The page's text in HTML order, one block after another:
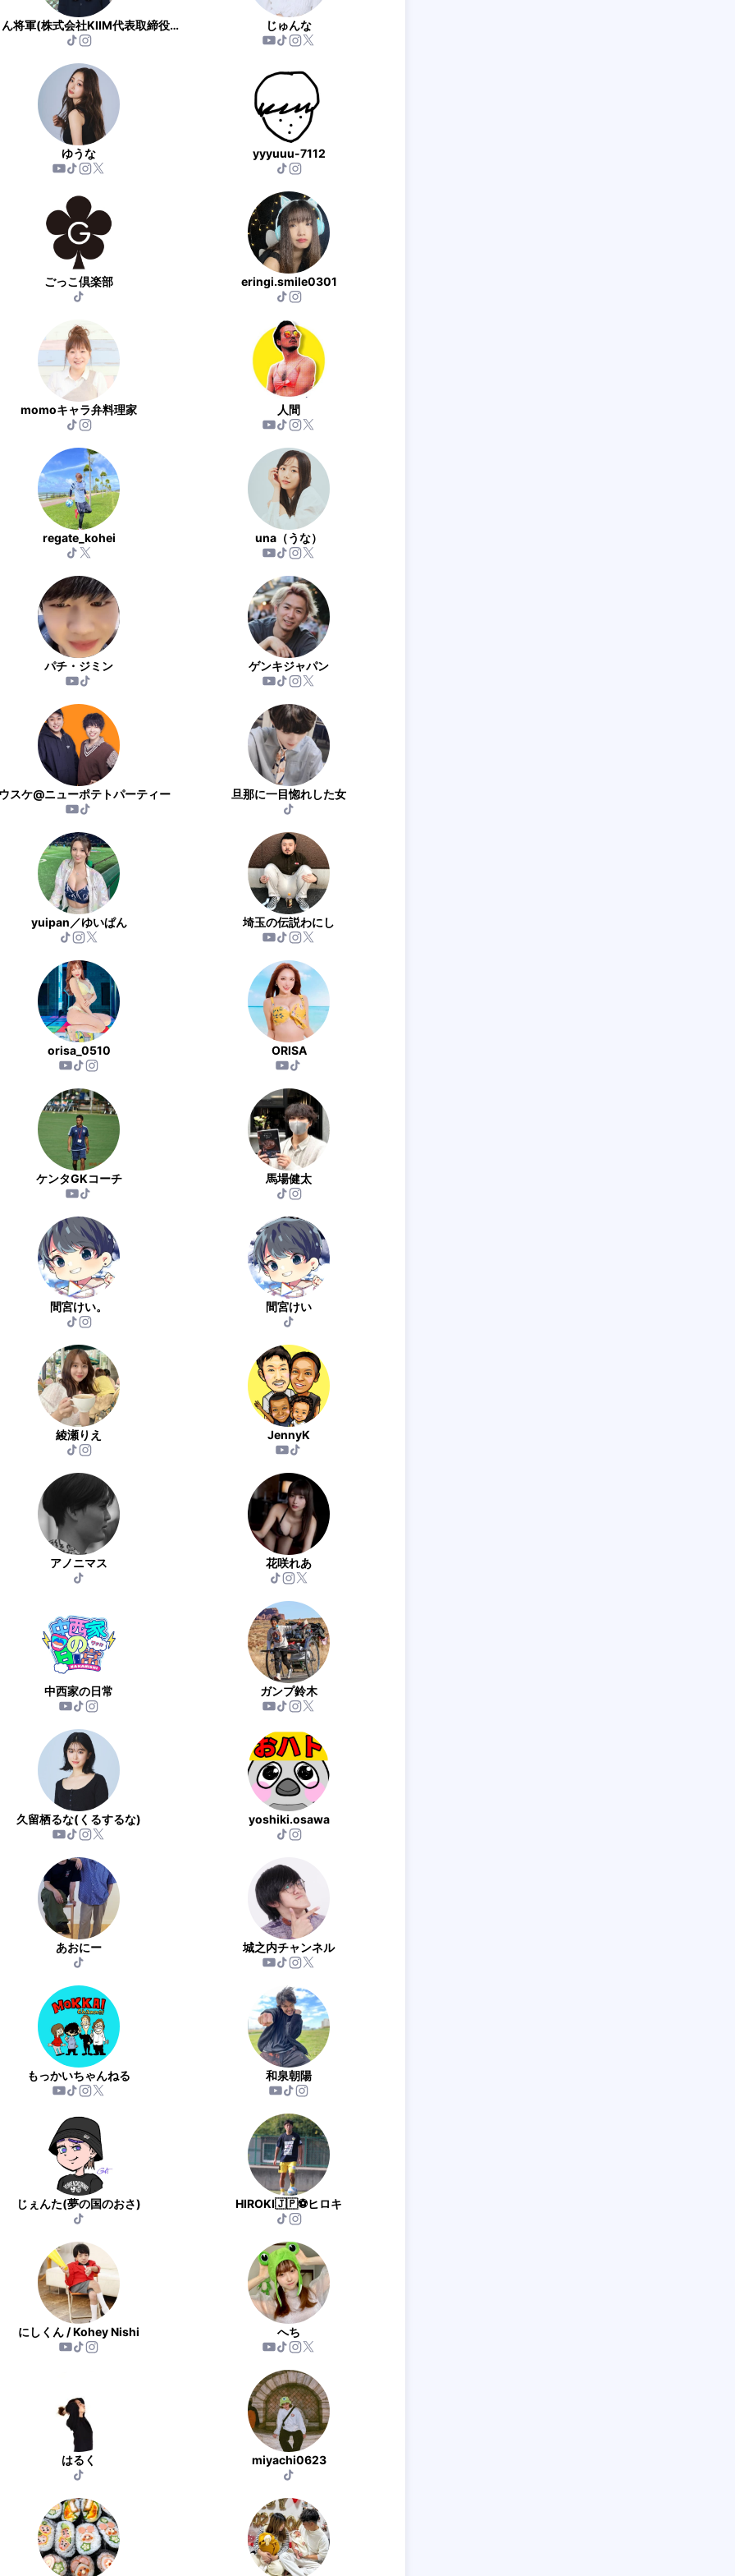
ぷりん将軍(株式会社KIIM代表取締役社長) じゅんな
ゆうな yyyuuu-7112
ごっこ倶楽部 eringi.smile0301
momoキャラ弁料理家 人間
regate_kohei una（うな）
パチ・ジミン ゲンキジャパン
スケ@ニューポテトパーティー 旦那に一目惚れした女
yuipan／ゆいぱん 埼玉の伝説わにし
orisa_0510 ORISA
ケンタGKコーチ 馬場健太
間宮けい。 間宮けい
綾瀬りえ JennyK
アノニマス 花咲れあ
中西家の日常 ガンプ鈴木
久留栖るな(くるするな) yoshiki.osawa
あおにー 城之内チャンネル
もっかいちゃんねる 和泉朝陽
じぇんた(夢の国のおさ) HIROKI🇯🇵⚽️ヒロキ
にしくん / Kohey Nishi へち
はるく miyachi0623